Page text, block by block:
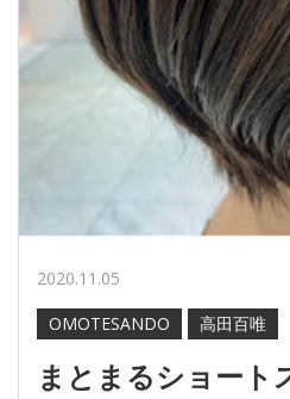
2020.11.05
OMOTESANDO
高田百唯
まとまるショート